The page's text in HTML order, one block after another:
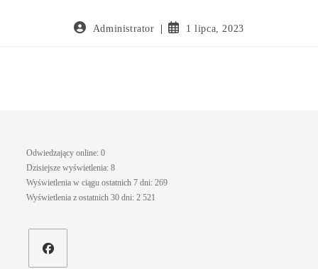
Administrator 1 lipca, 2023
Odwiedzający online:0
Dzisiejsze wyświetlenia:8
Wyświetlenia w ciągu ostatnich 7 dni:269
Wyświetlenia z ostatnich 30 dni:2 521